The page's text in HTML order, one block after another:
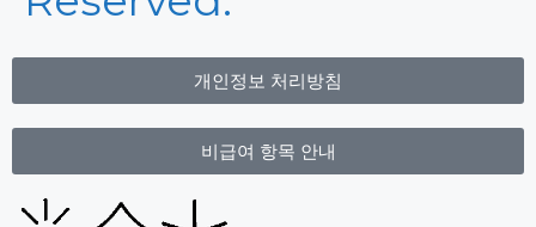
개인정보 처리방침
비급여 항목 안내